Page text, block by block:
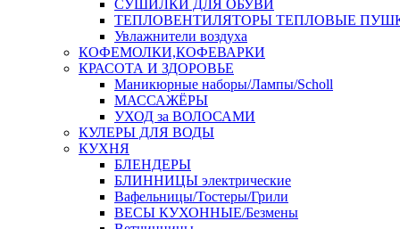
СУШИЛКИ ДЛЯ ОБУВИ
ТЕПЛОВЕНТИЛЯТОРЫ ТЕПЛОВЫЕ
Увлажнители воздуха
КОФЕМОЛКИ,КОФЕВАРКИ
КРАСОТА И ЗДОРОВЬЕ
Маникюрные наборы/Лампы/Scholl
МАССАЖЁРЫ
УХОД за ВОЛОСАМИ
КУЛЕРЫ ДЛЯ ВОДЫ
КУХНЯ
БЛЕНДЕРЫ
БЛИННИЦЫ электрические
Вафельницы/Тостеры/Грили
ВЕСЫ КУХОННЫЕ/Безмены